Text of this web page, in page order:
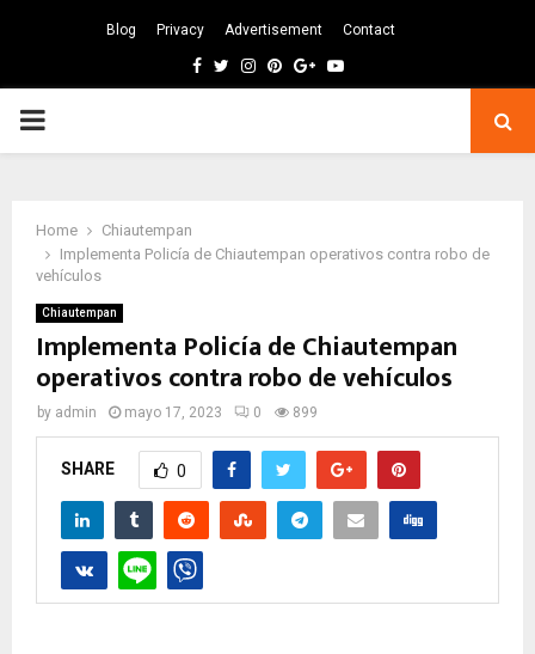
Blog Privacy Advertisement Contact
Facebook
TwitterInstagram
Pinterest
GoogleYoutube
PRIMARY
Home
Chiautempan
Implementa Policía de Chiautempan operativos contra robo de
vehículos
Chiautempan
Implementa Policía de Chiautempan
operativos contra robo de vehículos
by admin mayo 17, 2023 0 899
SHARE 0